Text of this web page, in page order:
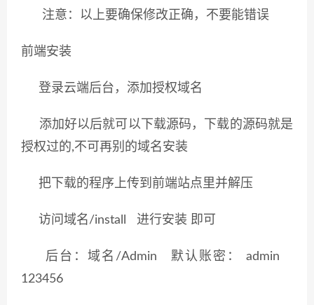
注意：以上要确保修改正确，不要能错误
前端安装
登录云端后台，添加授权域名
添加好以后就可以下载源码，下载的源码就是
授权过的,不可再别的域名安装
把下载的程序上传到前端站点里并解压
访问域名/install 进行安装 即可
后台：域名/Admin 默认账密： admin
123456